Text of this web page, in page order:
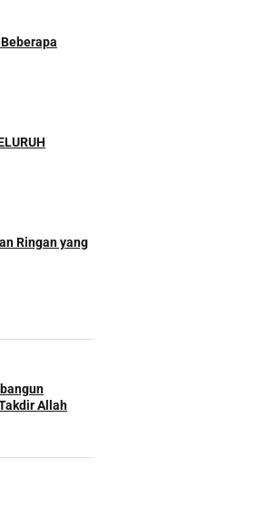
Ringan yang
Allah